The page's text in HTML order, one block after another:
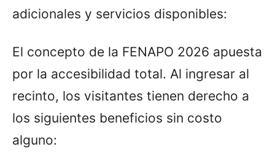
adicionales y servicios disponibles:
El concepto de la FENAPO 2026 apuesta
por la accesibilidad total. Al ingresar al
recinto, los visitantes tienen derecho a
los siguientes beneficios sin costo
alguno: